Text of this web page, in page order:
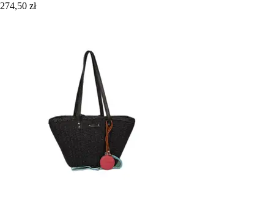
274,50 zł